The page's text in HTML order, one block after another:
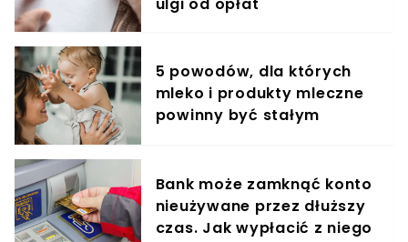
ulgi od opłat
5 powodów, dla których
mleko i produkty mleczne
powinny być stałym
Bank może zamknąć konto
nieużywane przez dłuższy
czas. Jak wypłacić z niego